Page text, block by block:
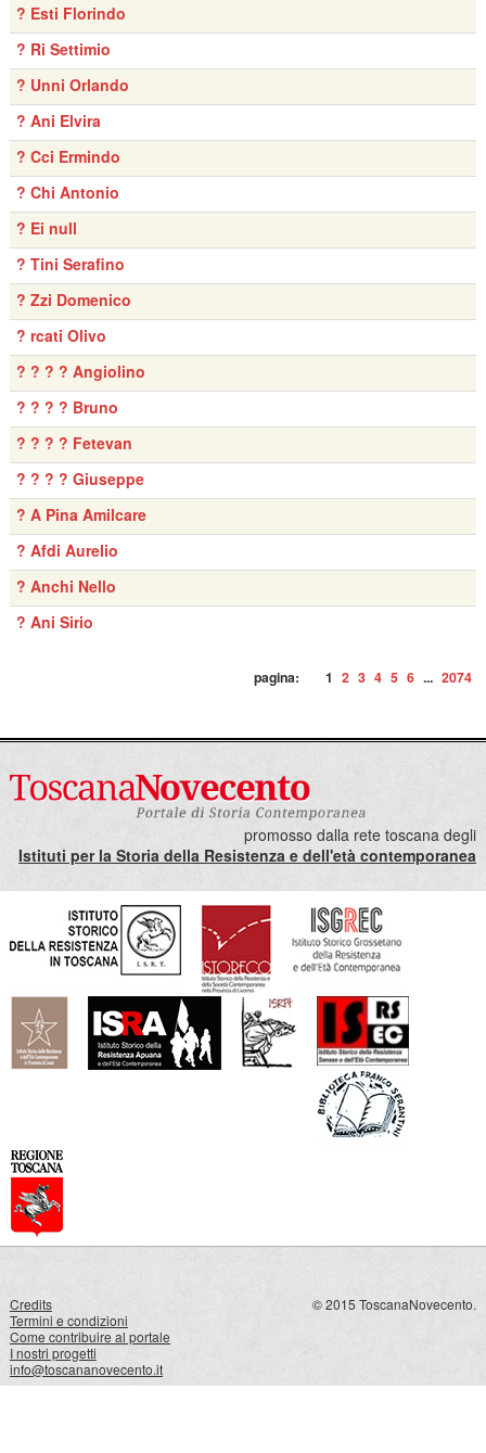
? Esti Florindo
? Ri Settimio
? Unni Orlando
? Ani Elvira
? Cci Ermindo
? Chi Antonio
? Ei null
? Tini Serafino
? Zzi Domenico
? rcati Olivo
? ? ? ? Angiolino
? ? ? ? Bruno
? ? ? ? Fetevan
? ? ? ? Giuseppe
? A Pina Amilcare
? Afdi Aurelio
? Anchi Nello
? Ani Sirio
pagina: 1 2 3 4 5 6 ... 2074
promosso dalla rete toscana degli
Istituti per la Storia della Resistenza e dell'età contemporanea
Credits
Termini e condizioni
Come contribuire al portale
I nostri progetti
info@toscananovecento.it
© 2015 ToscanaNovecento.